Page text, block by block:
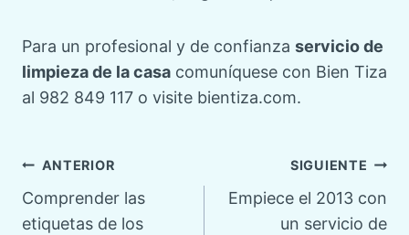
Para un profesional y de confianza servicio de
limpieza de la casa comuníquese con Bien Tiza
al 982 849 117 o visite bientiza.com.
Navegación
de
ANTERIOR
Comprender las
etiquetas de los
SIGUIENTE
Empiece el 2013 con
un servicio de